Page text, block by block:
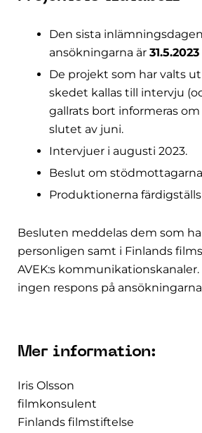
Den sista
ansökningarna är
De projekt som har valts
skedet kallas till intervju
gallrats bort informeras
slutet av juni.
Intervjuer i augusti 2023.
Beslut om
Produktionerna färdigställs
Besluten meddelas dem som
personligen samt i Finlands
AVEK:s
ingen respons på
Mer information:
Iris Olsson
filmkonsulent
Finlands filmstiftelse